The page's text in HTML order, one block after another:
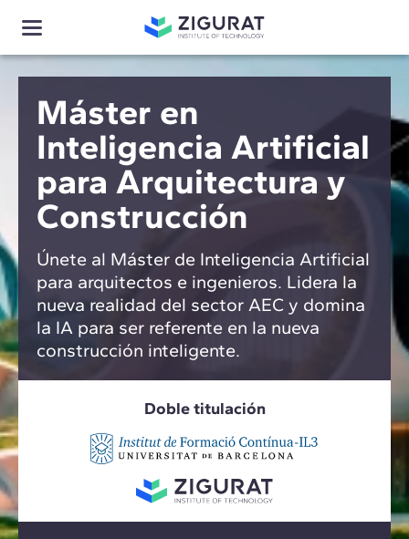
Máster en
Inteligencia Artificial
para Arquitectura y
Construcción
Únete al Máster de Inteligencia Artificial
para arquitectos e ingenieros. Lidera la
nueva realidad del sector AEC y domina
la IA para ser referente en la nueva
construcción inteligente.
Doble titulación